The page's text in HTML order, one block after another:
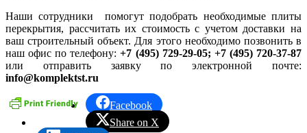
Наши сотрудники помогут подобрать необходимые плиты
перекрытия, рассчитать их стоимость с учетом доставки на
ваш строительный объект. Для этого необходимо позвонить в
наш офис по телефону:+7 (495) 729-29-05; +7 (495) 720-37-87
или отправить заявку по электронной почте:
info@komplektst.ru
Facebook
Share on X